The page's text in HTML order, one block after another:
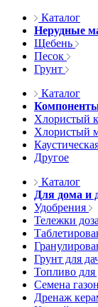
Каталог
Нерудные
Щебень
Песок
Грунт
Каталог
Хлористый
Хлористый
Другое
Каталог
Для дома и
Удобрения
Тележки
Грунт для
Топливо для
Семена
Дренаж